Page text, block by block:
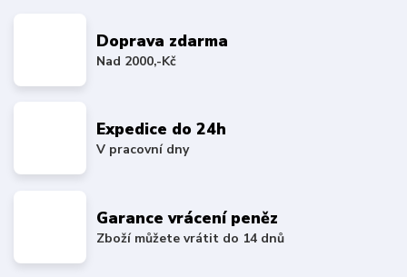
Doprava zdarma
Nad 2000,-Kč
Expedice do 24h
V pracovní dny
Garance vrácení peněz
Zboží můžete vrátit do 14 dnů